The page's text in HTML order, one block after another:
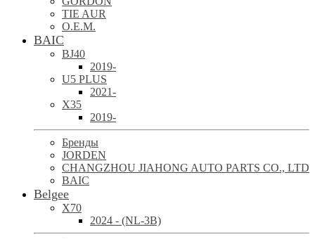
TIE AUR
O.E.M.
BAIC
BJ40
2019-
U5 PLUS
2021-
X35
2019-
Бренды
JORDEN
CHANGZHOU JIAHONG AUTO PARTS CO., LTD
BAIC
Belgee
X70
2024 - (NL-3B)